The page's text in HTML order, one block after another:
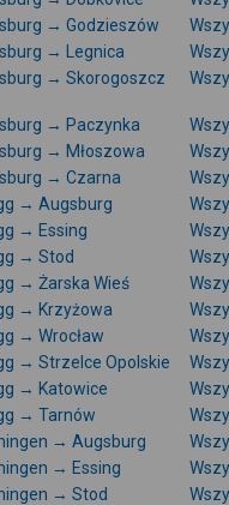
→ Godzieszów
→ Legnica
→ Skorogoszcz
→ Paczynka
→ Młoszowa
→ Czarna
→ Augsburg
→ Essing
→ Stod
→ Żarska Wieś
→ Krzyżowa
→ Wrocław
→ Strzelce Opolskie
→ Katowice
→ Tarnów
→ Augsburg
→ Essing
→ Stod